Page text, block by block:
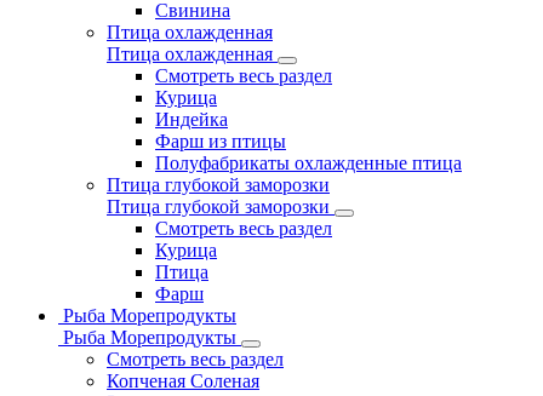
Свинина
Птица охлажденная
Птица охлажденная
Смотреть весь раздел
Курица
Индейка
Фарш из птицы
Полуфабрикаты охлажденные птица
Птица глубокой заморозки
Птица глубокой заморозки
Смотреть весь раздел
Курица
Птица
Фарш
Рыба Морепродукты
Рыба Морепродукты
Смотреть весь раздел
Копченая Соленая